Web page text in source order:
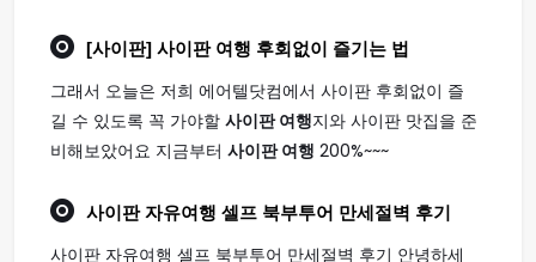
[사이판] 사이판 여행 후회없이 즐기는 법
그래서 오늘은 저희 에어텔닷컴에서 사이판 후회없이 즐
길 수 있도록 꼭 가야할 사이판 여행지와 사이판 맛집을 준
비해보았어요 지금부터 사이판 여행 200%~~~
사이판자유여행 셀프 북부투어 만세절벽 후기
사이판 자유여행 셀프 북부투어 만세절벽 후기 안녕하세